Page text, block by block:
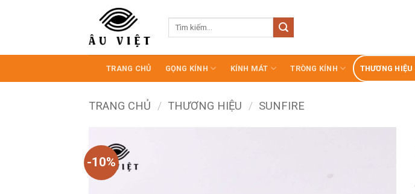
dung
Tìm
TRANG CHỦ GỌNG KÍNH KÍNH MÁT TRÒNG KÍNH THƯƠNG HIỆU
TRANG CHỦ / THƯƠNG HIỆU / SUNFIRE
-10%